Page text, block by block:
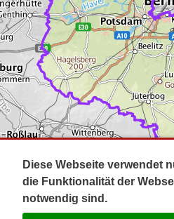
Impressum
Kontakt
Diese Webseite verwendet
die Funktionalität der
notwendig sind.